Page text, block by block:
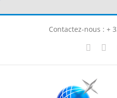
Contactez-nous : +